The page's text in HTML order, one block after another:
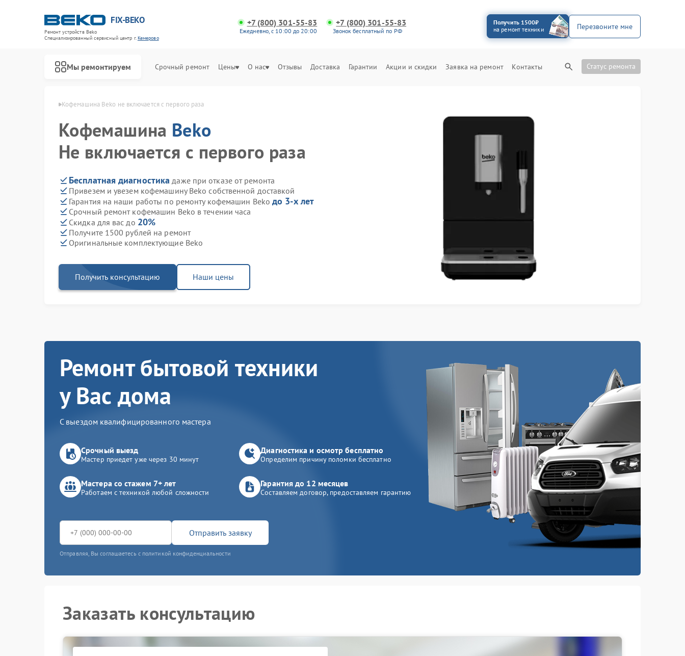
FIX-BEKO
Ремонт устройств Beko
Специализированный cервисный центр г.Кемерово
+7 (800) 301-55-83
Ежедневно, с 10:00 до 20:00
+7 (800) 301-55-83
Звонок бесплатный по РФ
Получить 1500₽
на ремонт техники
Перезвоните мне
Мы ремонтируем Срочный ремонт Цены О нас Отзывы Доставка Гарантии Акции и скидки Заявка на ремонт Контакты Статус ремонта
Кофемашина Beko не включается с первого раза
Кофемашина Beko
Не включается с первого раза
Бесплатная диагностика даже при отказе от ремонта
Привезем и увезем кофемашину Beko собственной доставкой
Гарантия на наши работы по ремонту кофемашин Beko до 3-х лет
Срочный ремонт кофемашин Beko в течении часа
Скидка для вас до 20%
Получите 1500 рублей на ремонт
Оригинальные комплектующие Beko
Получить консультацию Наши цены
Ремонт бытовой техники
у Вас дома
С выездом квалифицированного мастера
Срочный выезд
Мастер приедет уже через 30 минут
Диагностика и осмотр бесплатно
Определим причину поломки бесплатно
Мастера со стажем 7+ лет
Работаем с техникой любой сложности
Гарантия до 12 месяцев
Составляем договор, предоставляем гарантию
Отправить заявку
Отправляя, Вы соглашаетесь с политикой конфиденциальности
Заказать консультацию